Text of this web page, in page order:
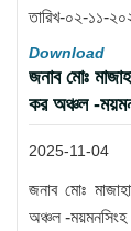
তারিখ-০২-১১-
Download
জনাব মোঃ
কর অঞ্চল -
2025-11-04
জনাব মোঃ
অঞ্চল -